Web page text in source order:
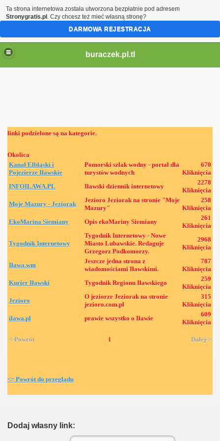
buraczek.pl.tl
linki podzielone są na kategorie.
Okolica
Kanał Elbląski i
Pojezierze Iławskie
Pomorski szlak wodny - portal dla
turystów wodnych
670
Kliknięcia
INFOILAWA.PL
Iławski dziennik internetowy
2278
Kliknięcia
Moje Mazury - Jeziorak
Jezioro Jeziorak na stronie "Moje
Mazury"
258
Kliknięcia
EkoMarina Siemiany
Opis ekoMariny Siemiany
261
Kliknięcia
Tygodnik Internetowy
Tygodnik Internetowy - Nowe
Miasto Lubawskie. Redaguje
Grzegorz Podkomorzy.
2968
Kliknięcia
Iława.wm
Jeszcze jedna strona z
wiadomościami Iławskimi.
787
Kliknięcia
Kurier Iławski
Tygodnik Regionu Iławskiego
259
Kliknięcia
Jezioro
O jeziorze Jeziorak na stronie
jezioro.com.pl
315
Kliknięcia
ilawa.pl
prawie wszystko o Iławie
609
Kliknięcia
<-Powrót 1 Dalej->
<= Powrót do przeglądu
Dodaj własny link:
Ta strona internetowa została utworzona bezpłatnie pod adresem
Stronygratis.pl . Czy chcesz też mieć własną stronę?
DARMOWA REJESTRACJA